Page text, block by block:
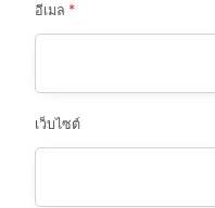
อีเมล *
เว็บไซต์